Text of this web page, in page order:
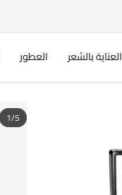
العناية بالشعر العطور
1/5